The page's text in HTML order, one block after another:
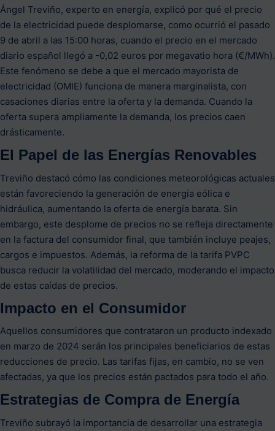
Ángel Treviño, experto en energía, explicó por qué el precio
de la electricidad puede desplomarse, como ocurrió el pasado
9 de abril a las 15:00 horas, cuando el precio en el mercado
diario español llegó a -0,02 euros por megavatio hora (€/MWh).
Este fenómeno se debe a que el mercado mayorista de
electricidad (OMIE) funciona de manera marginalista, con
casaciones diarias entre la oferta y la demanda. Cuando la
oferta supera ampliamente la demanda, los precios caen
drásticamente.
El Papel de las Energías Renovables
Treviño destacó cómo las condiciones meteorológicas actuales
están favoreciendo la generación de energía eólica e
hidráulica, aumentando la oferta de energía barata. Sin
embargo, este desplome de precios no se refleja directamente
en la factura del consumidor final, que también incluye peajes,
cargos e impuestos. Además, la reforma de la tarifa PVPC
busca reducir la volatilidad del mercado, moderando el impacto
de estas caídas de precios.
Impacto en el Consumidor
Aquellos consumidores que contrataron un producto indexado
en marzo de 2024 serán los principales beneficiarios de estas
reducciones de precio. Las tarifas fijas, en cambio, no se ven
afectadas, ya que los precios están pactados para todo el año.
Estrategias de Compra de Energía
Treviño subrayó la importancia de desarrollar una estrategia